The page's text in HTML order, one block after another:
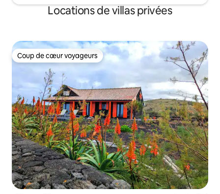
Locations de villas privées
Coup de cœur voyageurs
Coup de cœur voyageurs